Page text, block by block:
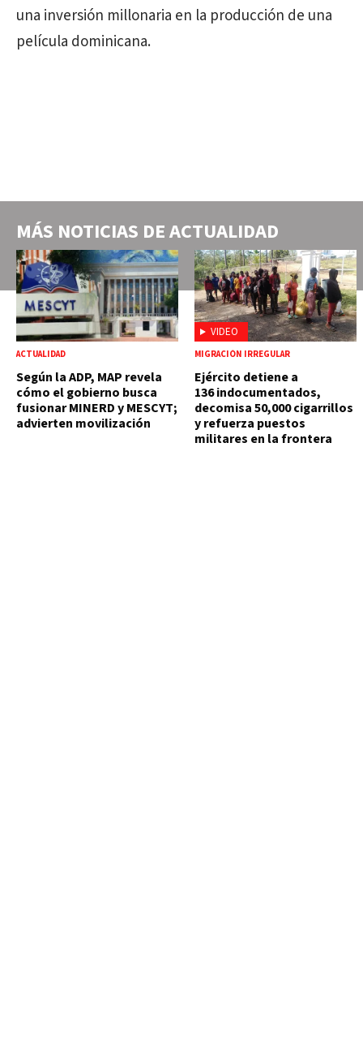
una inversión millonaria en la producción de una
película dominicana.
MÁS NOTICIAS DEACTUALIDAD
ACTUALIDAD
Según la ADP, MAP revela
cómo el gobierno busca
fusionar MINERD y MESCYT;
advierten movilización
VIDEO
MIGRACIÓN IRREGULAR
Ejército detiene a
136 indocumentados,
decomisa 50,000 cigarrillos
y refuerza puestos
militares en la frontera